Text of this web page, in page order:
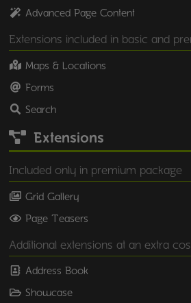
Advanced Page Content
Extensions included in basic and
Maps & Locations
Forms
Search
Extensions
Included only in premium package
Grid Gallery
Page Teasers
Additional extensions at an extra
Address Book
Showcase